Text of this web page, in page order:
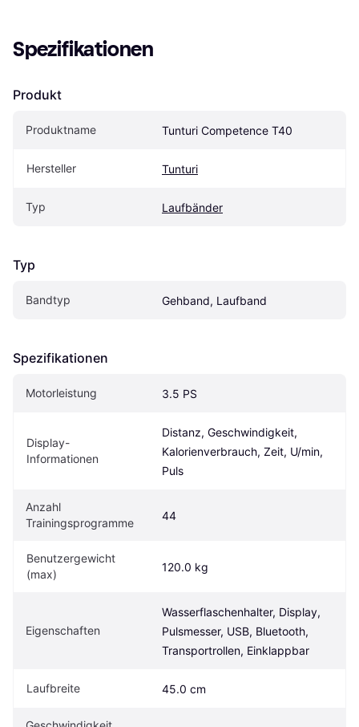
Spezifikationen
Produkt
Produktname Tunturi Competence T40
Hersteller Tunturi
Typ Laufbänder
Typ
Bandtyp Gehband, Laufband
Spezifikationen
Motorleistung 3.5 PS
Display-
Informationen
Distanz, Geschwindigkeit,
Kalorienverbrauch, Zeit, U/min,
Puls
Anzahl
Trainingsprogramme
44
Benutzergewicht
(max)
120.0 kg
Eigen­schaften
Wasserflaschenhalter, Display,
Pulsmesser, USB, Bluetooth,
Transportrollen, Einklappbar
Laufbreite 45.0 cm